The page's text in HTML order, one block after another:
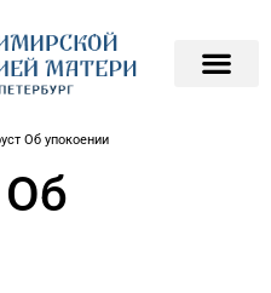
Об упокоении
Об